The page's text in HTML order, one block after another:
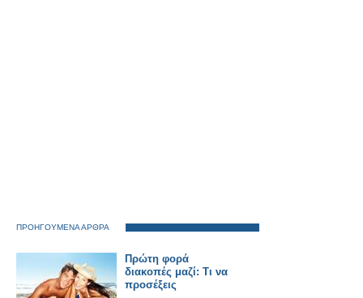
ΠΡΟΗΓΟΥΜΕΝΑ ΑΡΘΡΑ
Πρώτη φορά
διακοπές μαζί: Τι να
προσέξεις